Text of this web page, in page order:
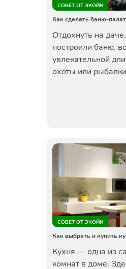
СОВЕТ ОТ ЭКОЙИ
Как сделать баню-
Отдохнуть на
построили баню,
увлекательной
охоты или
СОВЕТ ОТ ЭКОЙИ
Как выбрать и купить
Кухня — одна из
комнат в доме.